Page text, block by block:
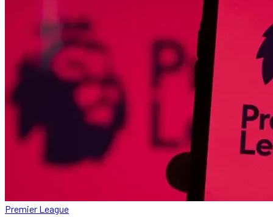
Premier League